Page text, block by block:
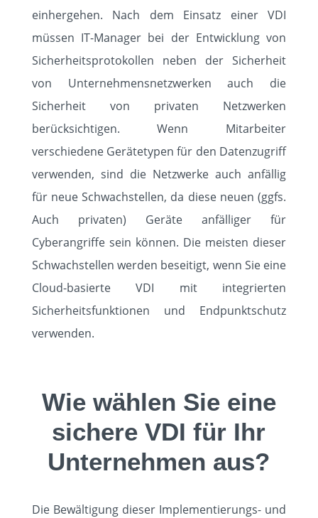
einhergehen. Nach dem Einsatz einer VDI
müssen IT-Manager bei der Entwicklung von
Sicherheitsprotokollen neben der Sicherheit
von Unternehmensnetzwerken auch die
Sicherheit von privaten Netzwerken
berücksichtigen. Wenn Mitarbeiter
verschiedene Gerätetypen für den Datenzugriff
verwenden, sind die Netzwerke auch anfällig
für neue Schwachstellen, da diese neuen (ggfs.
Auch privaten) Geräte anfälliger für
Cyberangriffe sein können. Die meisten dieser
Schwachstellen werden beseitigt, wenn Sie eine
Cloud-basierte VDI mit integrierten
Sicherheitsfunktionen und Endpunktschutz
verwenden.
Wie wählen Sie eine
sichere VDI für Ihr
Unternehmen aus?
Die Bewältigung dieser Implementierungs- und